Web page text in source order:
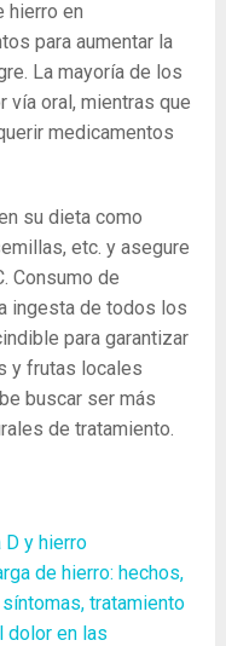
hierro en
para aumentar la
La mayoría de los
vía oral, mientras que
medicamentos
su dieta como
etc. y asegure
Consumo de
ingesta de todos los
para garantizar
y frutas locales
buscar ser más
de tratamiento.
y hierro
de hierro: hechos,
tratamiento
dolor en las